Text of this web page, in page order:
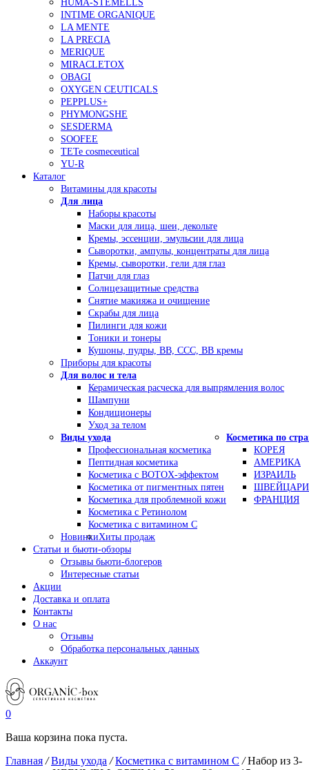
HUMA-STEMELLS
INTIME ORGANIQUE
LA MENTE
LA PRECIA
MERIQUE
MIRACLETOX
OBAGI
OXYGEN CEUTICALS
PEPPLUS+
PHYMONGSHE
SESDERMA
SOOFEE
TETe cosmeceutical
YU-R
Каталог
Витамины для красоты
Для лица
Наборы красоты
Маски для лица, шеи, декольте
Кремы, эссенции, эмульсии для лица
Сыворотки, ампулы, концентраты для лица
Кремы, сыворотки, гели для глаз
Патчи для глаз
Солнцезащитные средства
Снятие макияжа и очищение
Скрабы для лица
Пилинги для кожи
Тоники и тонеры
Кушоны, пудры, ВВ, ССС, ВВ кремы
Приборы для красоты
Для волос и тела
Керамическая расческа для выпрямления волос
Шампуни
Кондиционеры
Уход за телом
Виды ухода
Профессиональная косметика
Пептидная косметика
Косметика с BOTOX-эффектом
Косметика от пигментных пятен
Косметика для проблемной кожи
Косметика с Ретинолом
Косметика с витамином С
Косметика по
КОРЕЯ
АМЕРИКА
ИЗРАИЛЬ
ФРАНЦИЯ
НовинкиХиты продаж
Статьи и бьюти-обзоры
Отзывы бьюти-блогеров
Интересные статьи
Акции
Доставка и оплата
Контакты
О нас
Отзывы
Обработка персональных данных
Аккаунт
0
Ваша корзина пока пуста.
Главная /Виды ухода /Косметика с витамином С /Набор из 3-